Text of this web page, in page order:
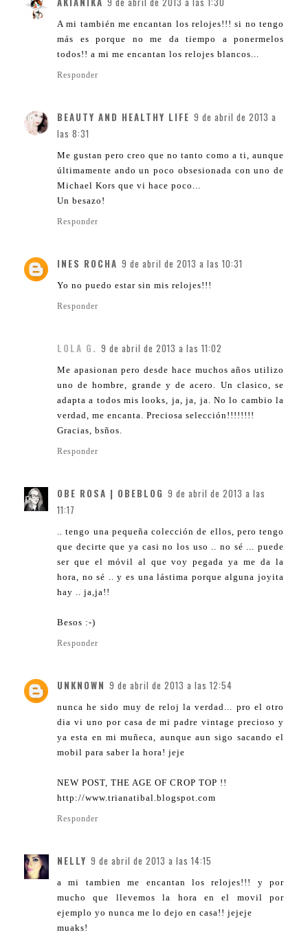
A mi también me encantan los relojes!!! si no tengo
más es porque no me da tiempo a ponermelos
todos!! a mi me encantan los relojes blancos...
Responder
BEAUTY AND HEALTHY LIFE 9 de abril de 2013 a
las 8:31
Me gustan pero creo que no tanto como a ti, aunque
últimamente ando un poco obsesionada con uno de
Michael Kors que vi hace poco...
Un besazo!
Responder
INES ROCHA 9 de abril de 2013 a las 10:31
Yo no puedo estar sin mis relojes!!!
Responder
LOLA G. 9 de abril de 2013 a las 11:02
Me apasionan pero desde hace muchos años utilizo
uno de hombre, grande y de acero. Un clasico, se
adapta a todos mis looks, ja, ja, ja. No lo cambio la
verdad, me encanta. Preciosa selección!!!!!!!!
Gracias, bsños.
Responder
OBE ROSA | OBEBLOG 9 de abril de 2013 a las
11:17
.. tengo una pequeña colección de ellos, pero tengo
que decirte que ya casi no los uso .. no sé ... puede
ser que el móvil al que voy pegada ya me da la
hora, no sé .. y es una lástima porque alguna joyita
hay .. ja,ja!!
Besos :-)
Responder
UNKNOWN 9 de abril de 2013 a las 12:54
nunca he sido muy de reloj la verdad... pro el otro
dia vi uno por casa de mi padre vintage precioso y
ya esta en mi muñeca, aunque aun sigo sacando el
mobil para saber la hora! jeje
NEW POST, THE AGE OF CROP TOP !!
http://www.trianatibal.blogspot.com
Responder
NELLY 9 de abril de 2013 a las 14:15
a mi tambien me encantan los relojes!!! y por
mucho que llevemos la hora en el movil por
ejemplo yo nunca me lo dejo en casa!! jejeje
muaks!